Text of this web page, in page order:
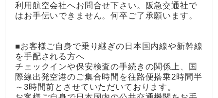
利用航空会社へお問合せ下さい。阪急交通社で
はお手伝いできません。何卒ご了承願います。
■お客様ご自身で乗り継ぎの日本国内線や新幹線
を手配される方へ
チェックインや保安検査の手続きの関係上、国
際線出発空港のご集合時間を往路便搭乗2時間半
～3時間前とさせていただいております。